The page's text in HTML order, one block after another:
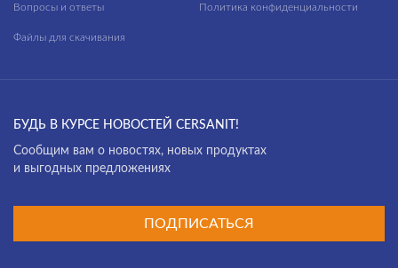
Вопросы и ответы
Файлы для скачивания
Политика конфиденциальности
БУДЬ В КУРСЕ НОВОСТЕЙ CERSANIT!
Cообщим вам о новостях, новых продуктах
и выгодных предложениях
ПОДПИСАТЬСЯ